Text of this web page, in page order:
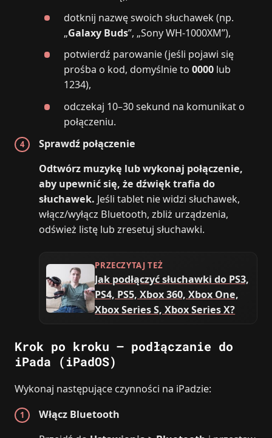
dotknij nazwę swoich słuchawek (np.
„Galaxy Buds”, „Sony WH‑1000XM”),
potwierdź parowanie (jeśli pojawi się
prośba o kod, domyślnie to 0000lub
1234),
odczekaj 10–30 sekund na komunikat o
połączeniu.
Sprawdź połączenie
Odtwórz muzykę lub wykonaj połączenie,
aby upewnić się, że dźwięk trafia do
słuchawek. Jeśli tablet nie widzi słuchawek,
włącz/wyłącz Bluetooth, zbliż urządzenia,
odśwież listę lub zresetuj słuchawki.
PRZECZYTAJ TEŻ
Jak podłączyć słuchawki do PS3,
PS4, PS5, Xbox 360, Xbox One,
Xbox Series S, Xbox Series X?
Krok po kroku – podłączanie do
iPada (iPadOS)
Wykonaj następujące czynności na iPadzie:
Włącz Bluetooth